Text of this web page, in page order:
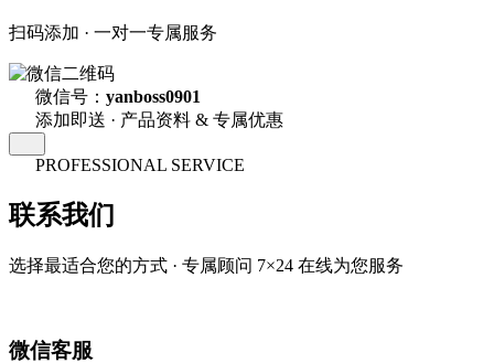
扫码添加 · 一对一专属服务
微信号： yanboss0901
添加即送 · 产品资料 & 专属优惠
PROFESSIONAL SERVICE
联系我们
选择最适合您的方式 · 专属顾问 7×24 在线为您服务
微信客服